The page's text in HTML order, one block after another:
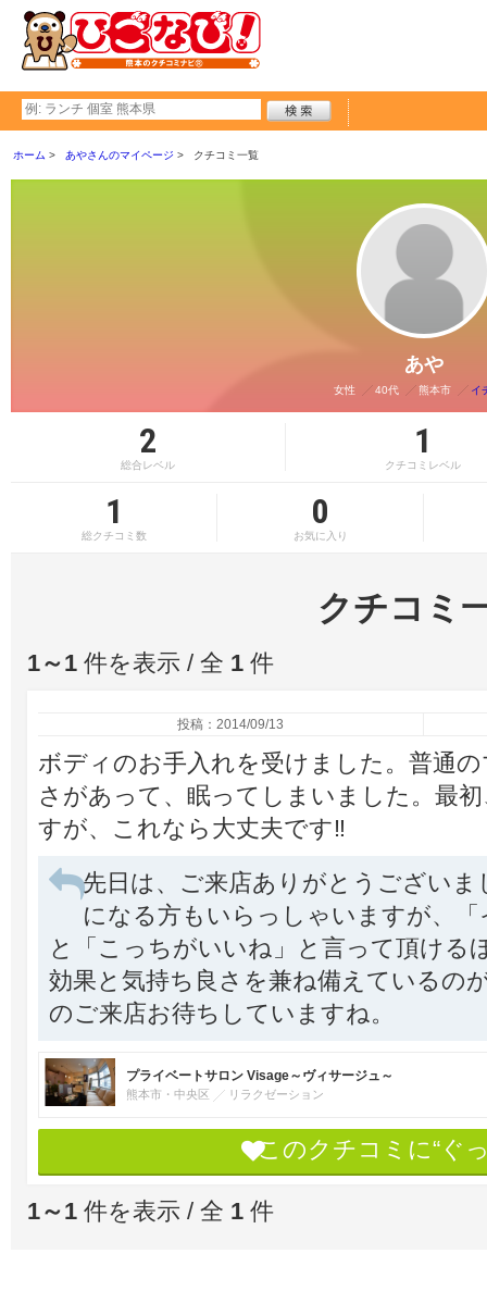
ホーム あやさんのマイページ クチコミ一覧
あや
女性 40代 熊本市 イ
2
総合レベル
1
クチコミレベル
1
総クチコミ数
0
お気に入り
クチコミ
1～1 件を表示 / 全 1 件
投稿：2014/09/13
ボディのお手入れを受けました。普通
さがあって、眠ってしまいました。最
すが、これなら大丈夫です‼
先日は、ご来店ありがとうござい
になる方もいらっしゃいますが、
と「こっちがいいね」と言って頂ける
効果と気持ち良さを兼ね備えているの
のご来店お待ちしていますね。
プライベートサロン Visage～ヴィサージュ～
熊本市・中央区 リラクゼーション
このクチコミに“ぐ
1～1 件を表示 / 全 1 件